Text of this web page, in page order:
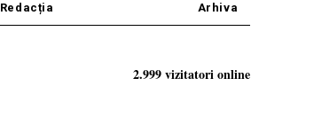
Redacția Arhiva
2.999 vizitatori online